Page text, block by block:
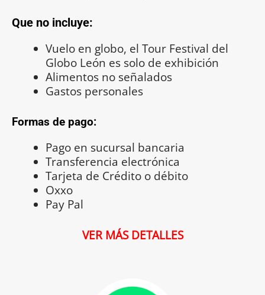
Que no incluye:
Vuelo en globo, el Tour Festival del
Globo León es solo de exhibición
Alimentos no señalados
Gastos personales
Formas de pago:
Pago en sucursal bancaria
Transferencia electrónica
Tarjeta de Crédito o débito
Oxxo
Pay Pal
VER MÁS DETALLES